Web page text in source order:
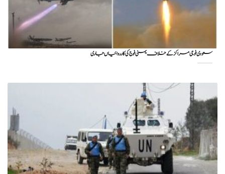
سعودی فوجی مراکز کے خلاف یمنی فوج کی کارروائیاں جاری